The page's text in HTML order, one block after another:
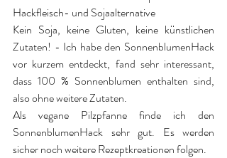
Hackfleisch- und Sojaalternative
Kein Soja, keine Gluten, keine künstlichen
Zutaten! - Ich habe den SonnenblumenHack
vor kurzem entdeckt, fand sehr interessant,
dass 100 % Sonnenblumen enthalten sind,
also ohne weitere Zutaten.
Als vegane Pilzpfanne finde ich den
SonnenblumenHack sehr gut. Es werden
sicher noch weitere Rezeptkreationen folgen.